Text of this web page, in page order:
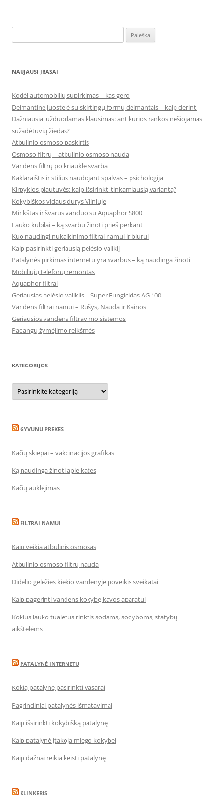
NAUJAUSI ĮRAŠAI
Kodėl automobilių supirkimas – kas gero
Deimantinė juostelė su skirtingų formų deimantais – kaip derinti
Dažniausiai užduodamas klausimas: ant kurios rankos nešiojamas
sužadėtuvių žiedas?
Atbulinio osmoso paskirtis
Osmoso filtrų – atbulinio osmoso nauda
Vandens filtrų po kriaukle svarba
Kaklaraištis ir stilius naudojant spalvas – psichologija
Kirpyklos plautuvės: kaip išsirinkti tinkamiausią variantą?
Kokybiškos vidaus durys Vilniuje
Minkštas ir švarus vanduo su Aquaphor S800
Lauko kubilai – ką svarbu žinoti prieš perkant
Kuo naudingi nukalkinimo filtrai namui ir biurui
Kaip pasirinkti geriausią pelėsio valiklį
Patalynės pirkimas internetu yra svarbus – ką naudinga žinoti
Mobiliųjų telefonų remontas
Aquaphor filtrai
Geriausias pelėsio valiklis – Super Fungicidas AG 100
Vandens filtrai namui – Rūšys, Nauda ir Kainos
Geriausios vandens filtravimo sistemos
Padangų žymėjimo reikšmės
KATEGORIJOS
Kategorijos
GYVUNU PREKES
Kačių skiepai – vakcinacijos grafikas
Ką naudinga žinoti apie kates
Kačių auklėjimas
FILTRAI NAMUI
Kaip veikia atbulinis osmosas
Atbulinio osmoso filtrų nauda
Didelio geležies kiekio vandenyje poveikis sveikatai
Kaip pagerinti vandens kokybę kavos aparatui
Kokius lauko tualetus rinktis sodams, sodyboms, statybų
aikštelėms
PATALYNĖ INTERNETU
Kokią patalynę pasirinkti vasarai
Pagrindiniai patalynės išmatavimai
Kaip išsirinkti kokybišką patalynę
Kaip patalynė įtakoja miego kokybei
Kaip dažnai reikia keisti patalynę
KLINKERIS